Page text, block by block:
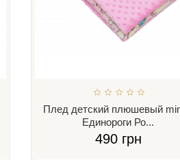
Плед детский плюшевый
Единороги Ро...
490 грн